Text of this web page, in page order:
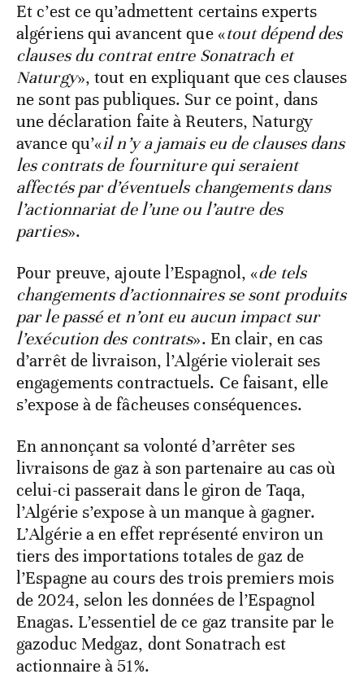
Et c’est ce qu’admettent certains experts
algériens qui avancent que «tout dépend des
clauses du contrat entre Sonatrach et
Naturgy», tout en expliquant que ces clauses
ne sont pas publiques. Sur ce point, dans
une déclaration faite à Reuters, Naturgy
avance qu’«il n’y a jamais eu de clauses dans
les contrats de fourniture qui seraient
affectés par d’éventuels changements dans
l’actionnariat de l’une ou l’autre des
parties».
Pour preuve, ajoute l’Espagnol, «de tels
changements d’actionnaires se sont produits
par le passé et n’ont eu aucun impact sur
l’exécution des contrats». En clair, en cas
d’arrêt de livraison, l’Algérie violerait ses
engagements contractuels. Ce faisant, elle
s’expose à de fâcheuses conséquences.
En annonçant sa volonté d’arrêter ses
livraisons de gaz à son partenaire au cas où
celui-ci passerait dans le giron de Taqa,
l’Algérie s’expose à un manque à gagner.
L’Algérie a en effet représenté environ un
tiers des importations totales de gaz de
l’Espagne au cours des trois premiers mois
de 2024, selon les données de l’Espagnol
Enagas. L’essentiel de ce gaz transite par le
gazoduc Medgaz, dont Sonatrach est
actionnaire à 51%.